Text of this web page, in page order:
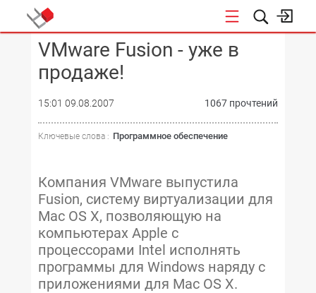
КОНФЕРЕНЦИИ
VMware Fusion - уже в
продаже!
15:01 09.08.2007 1067 прочтений
Ключевые слова : Программное обеспечение
Компания VMware выпустила
Fusion, систему виртуализации для
Mac OS X, позволяющую на
компьютерах Apple с
процессорами Intel исполнять
программы для Windows наряду с
приложениями для Mac OS X.